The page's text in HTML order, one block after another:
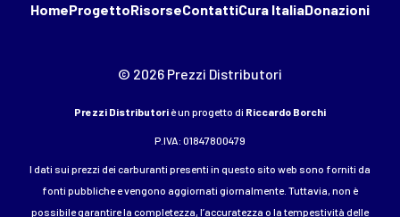
HomeProgettoRisorseContattiCura ItaliaDonazioni
© 2026 Prezzi Distributori
Prezzi Distributori è un progetto di Riccardo Borchi
P.IVA: 01847800479
I dati sui prezzi dei carburanti presenti in questo sito web sono forniti da
fonti pubbliche e vengono aggiornati giornalmente. Tuttavia, non è
possibile garantire la completezza, l’accuratezza o la tempestività delle